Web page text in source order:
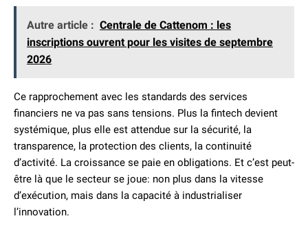
Autre article : Centrale de Cattenom : les
inscriptions ouvrent pour les visites de septembre
2026
Ce rapprochement avec les standards des services
financiers ne va pas sans tensions. Plus la fintech devient
systémique, plus elle est attendue sur la sécurité, la
transparence, la protection des clients, la continuité
d’activité. La croissance se paie en obligations. Et c’est peut-
être là que le secteur se joue: non plus dans la vitesse
d’exécution, mais dans la capacité à industrialiser
l’innovation.